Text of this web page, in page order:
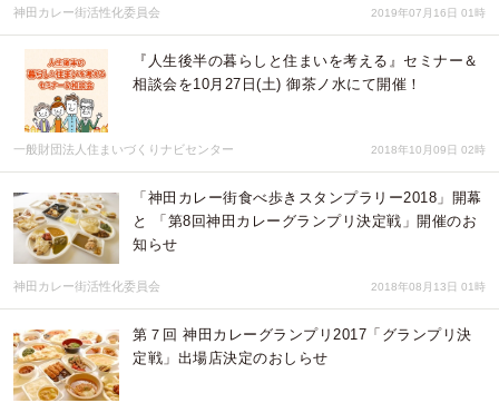
神田カレー街活性化委員会 2019年07月16日 01時
『人生後半の暮らしと住まいを考える』セミナー＆
相談会を10月27日(土) 御茶ノ水にて開催！
一般財団法人住まいづくりナビセンター 2018年10月09日 02時
「神田カレー街食べ歩きスタンプラリー2018」開幕
と 「第8回神田カレーグランプリ決定戦」開催のお
知らせ
神田カレー街活性化委員会 2018年08月13日 01時
第７回 神田カレーグランプリ2017「グランプリ決
定戦」出場店決定のおしらせ